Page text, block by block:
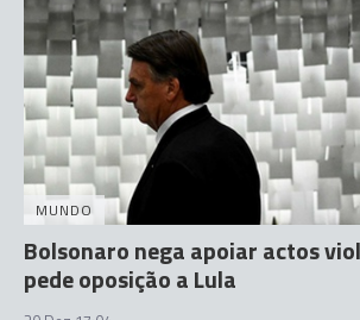
MUNDO
Bolsonaro nega apoiar actos
pede oposição a Lula